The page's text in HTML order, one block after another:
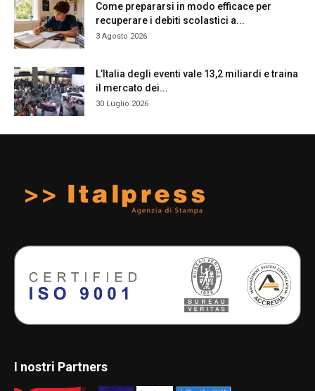
Come prepararsi in modo efficace per
recuperare i debiti scolastici a...
3 Agosto 2026
L’Italia degli eventi vale 13,2 miliardi e traina
il mercato dei...
30 Luglio 2026
I nostri Partners